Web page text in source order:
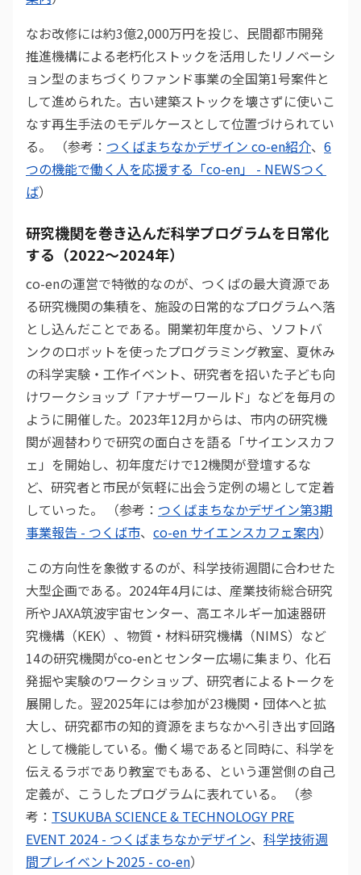
なお改修には約3億2,000万円を投じ、民間都市開発
推進機構による老朽化ストックを活用したリノベーシ
ョン型のまちづくりファンド事業の全国第1号案件と
して進められた。古い建築ストックを壊さずに使いこ
なす再生手法のモデルケースとして位置づけられてい
る。 （参考： つくばまちなかデザイン co-en紹介、 6
つの機能で働く人を応援する「co-en」 - NEWSつく
ば）
研究機関を巻き込んだ科学プログラムを日常化
する（2022〜2024年）
co-enの運営で特徴的なのが、つくばの最大資源であ
る研究機関の集積を、施設の日常的なプログラムへ落
とし込んだことである。開業初年度から、ソフトバ
ンクのロボットを使ったプログラミング教室、夏休み
の科学実験・工作イベント、研究者を招いた子ども向
けワークショップ「アナザーワールド」などを毎月の
ように開催した。2023年12月からは、市内の研究機
関が週替わりで研究の面白さを語る「サイエンスカフ
ェ」を開始し、初年度だけで12機関が登壇するな
ど、研究者と市民が気軽に出会う定例の場として定着
していった。 （参考： つくばまちなかデザイン第3期
事業報告 - つくば市、 co-en サイエンスカフェ案内）
この方向性を象徴するのが、科学技術週間に合わせた
大型企画である。2024年4月には、産業技術総合研究
所やJAXA筑波宇宙センター、高エネルギー加速器研
究機構（KEK）、物質・材料研究機構（NIMS）など
14の研究機関がco-enとセンター広場に集まり、化石
発掘や実験のワークショップ、研究者によるトークを
展開した。翌2025年には参加が23機関・団体へと拡
大し、研究都市の知的資源をまちなかへ引き出す回路
として機能している。働く場であると同時に、科学を
伝えるラボであり教室でもある、という運営側の自己
定義が、こうしたプログラムに表れている。 （参
考： TSUKUBA SCIENCE & TECHNOLOGY PRE
EVENT 2024 - つくばまちなかデザイン、 科学技術週
間プレイベント2025 - co-en）